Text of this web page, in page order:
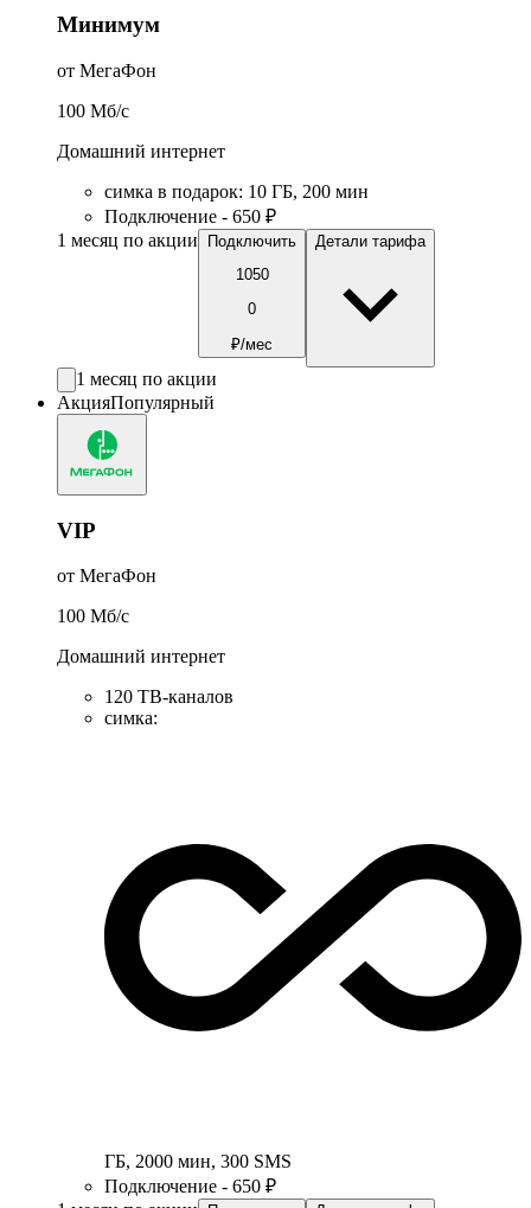
Минимум
от МегаФон
100 Мб/c
Домашний интернет
симка в подарок: 10 ГБ, 200 мин
Подключение - 650 ₽
1 месяц по акции
Подключить
1050
0
₽/мес
Детали тарифа
1 месяц по акции
АкцияПопулярный
VIP
от МегаФон
100 Мб/c
Домашний интернет
120 ТВ-каналов
симка:
ГБ, 2000 мин, 300 SMS
Подключение - 650 ₽